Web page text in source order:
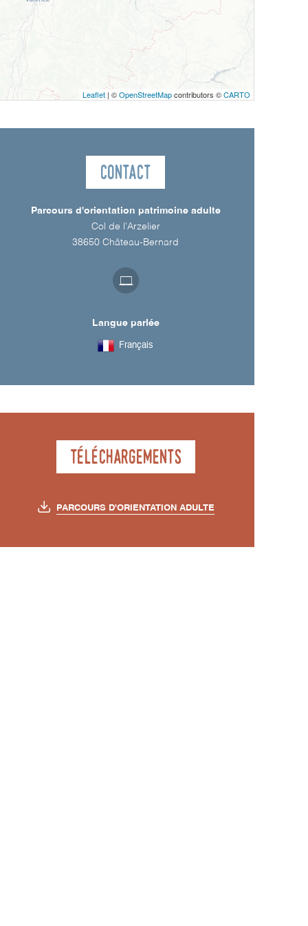
Leaflet | ©OpenStreetMapcontributors ©CARTO
Contact
Parcours d'orientation patrimoine adulte
Col de l'Arzelier
38650 Château-Bernard
Langue parlée
Français
Téléchargements
PARCOURS D'ORIENTATION ADULTE